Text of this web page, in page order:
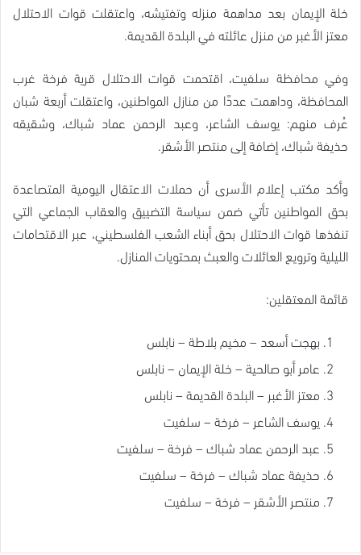
خلة الإيمان بعد مداهمة منزله وتفتيشه، واعتقلت قوات الاحتلال
معتز الأغبر من منزل عائلته في البلدة القديمة.
وفي محافظة سلفيت، اقتحمت قوات الاحتلال قرية فرخة غرب
المحافظة، وداهمت عددًا من منازل المواطنين، واعتقلت أربعة شبان
عُرف منهم: يوسف الشاعر، وعبد الرحمن عماد شباك، وشقيقه
حذيفة شباك، إضافة إلى منتصر الأشقر.
وأكد مكتب إعلام الأسرى أن حملات الاعتقال اليومية المتصاعدة
بحق المواطنين تأتي ضمن سياسة التضييق والعقاب الجماعي التي
تنفذها قوات الاحتلال بحق أبناء الشعب الفلسطيني، عبر الاقتحامات
الليلية وترويع العائلات والعبث بمحتويات المنازل.
قائمة المعتقلين:
بهجت أسعد – مخيم بلاطة – نابلس
عامر أبو صالحية – خلة الإيمان – نابلس
معتز الأغبر – البلدة القديمة – نابلس
يوسف الشاعر – فرخة – سلفيت
عبد الرحمن عماد شباك – فرخة – سلفيت
حذيفة عماد شباك – فرخة – سلفيت
منتصر الأشقر – فرخة – سلفيت